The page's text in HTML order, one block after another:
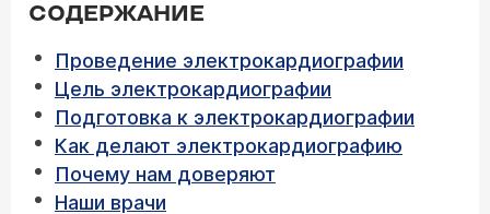
СОДЕРЖАНИЕ
Проведение электрокардиографии
Цель электрокардиографии
Подготовка к электрокардиографии
Как делают электрокардиографию
Почему нам доверяют
Наши врачи